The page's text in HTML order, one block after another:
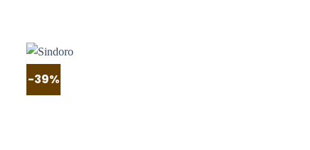
-39%